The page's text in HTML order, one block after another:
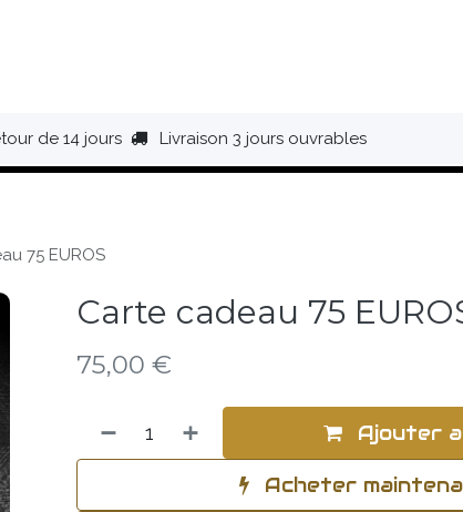
de 14 jours Livraison 3 jours ouvrables
75 EUROS
Carte cadeau 75
75,00 €
Ajouter
Acheter